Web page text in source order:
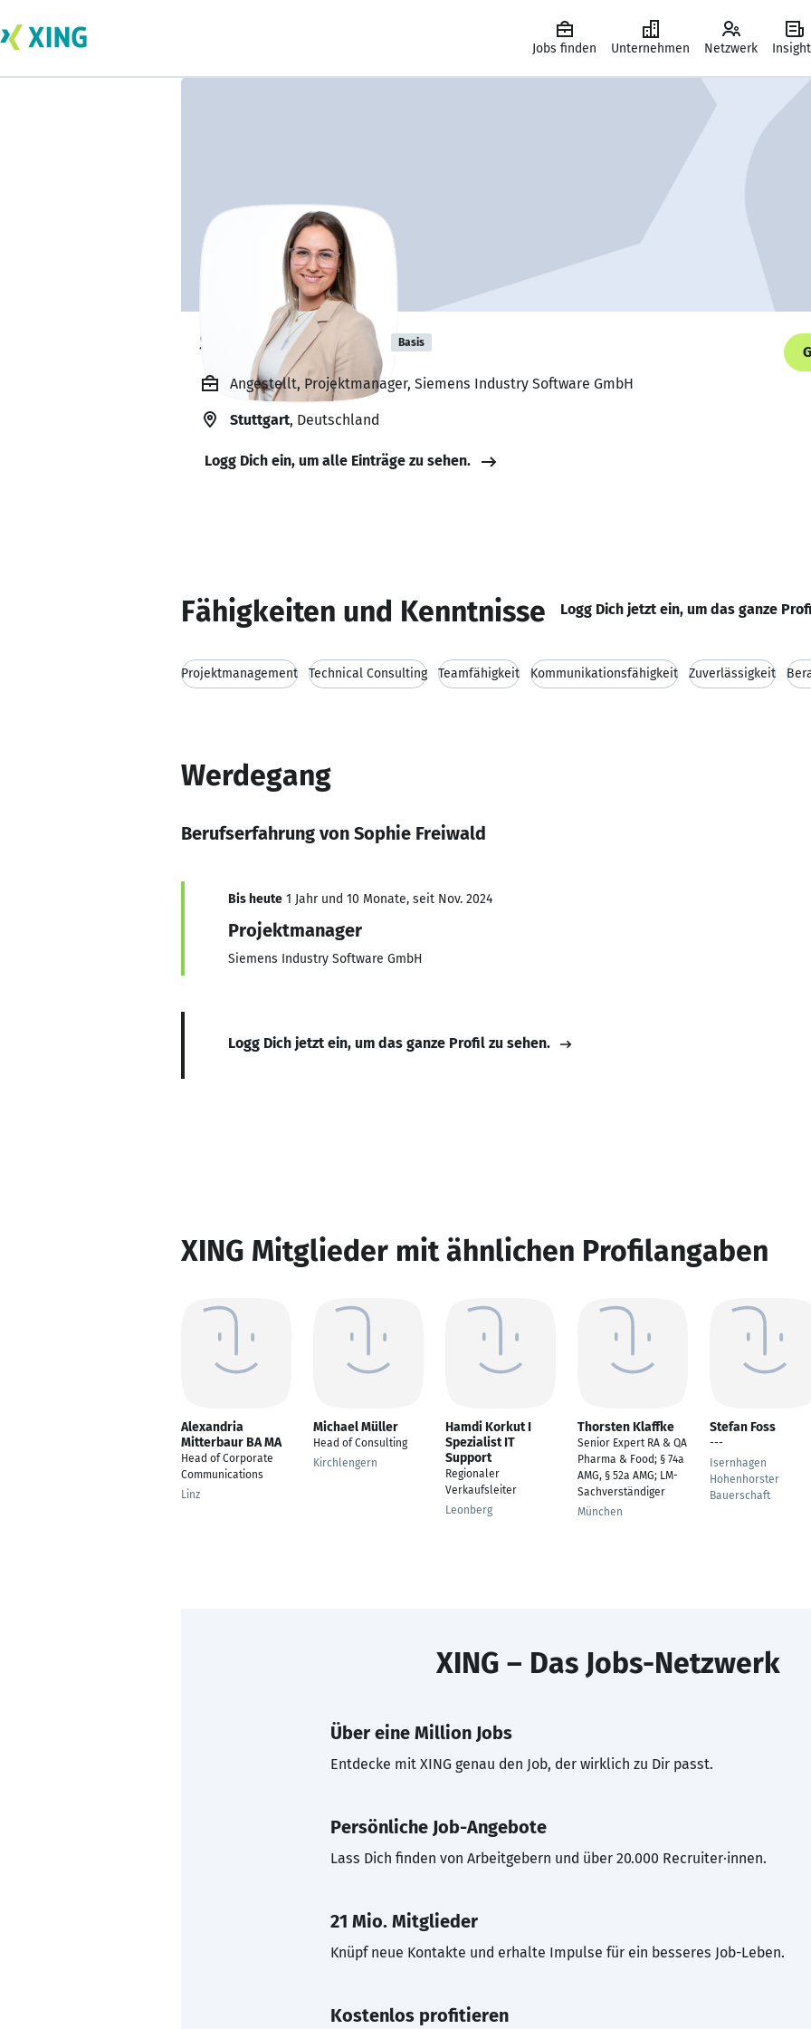
Jobs finden Unternehmen Netzwerk
Sophie Freiwald Basis
Angestellt, Projektmanager, Siemens Industry Software GmbH
Stuttgart, Deutschland
Logg Dich ein, um alle Einträge zu sehen.
Fähigkeiten und Kenntnisse Logg Dich jetzt ein, um das ganze
Projektmanagement Technical Consulting Teamfähigkeit Kommunikationsfähigkeit Zuverlässigkeit
Werdegang
Berufserfahrung von Sophie Freiwald
Bis heute 1 Jahr und 10 Monate, seit Nov. 2024
Projektmanager
Siemens Industry Software GmbH
Logg Dich jetzt ein, um das ganze Profil zu sehen.
XING Mitglieder mit ähnlichen Profilangaben
Alexandria
Mitterbaur BA MA
Head of Corporate
Communications
Linz
Michael Müller
Head of Consulting
Kirchlengern
Hamdi Korkut I
Spezialist IT
Support
Regionaler
Verkaufsleiter
Leonberg
Thorsten Klaffke
Senior Expert RA & QA
Pharma & Food; § 74a
AMG, § 52a AMG; LM-
Sachverständiger
München
Stefan Foss
---
Isernhagen
Hohenhorster
Bauerschaft
XING – Das Jobs-Netzwerk
Über eine Million Jobs
Entdecke mit XING genau den Job, der wirklich zu Dir passt.
Persönliche Job-Angebote
Lass Dich finden von Arbeitgebern und über 20.000 Recruiter·innen.
21 Mio. Mitglieder
Knüpf neue Kontakte und erhalte Impulse für ein besseres Job-Leben.
Kostenlos profitieren